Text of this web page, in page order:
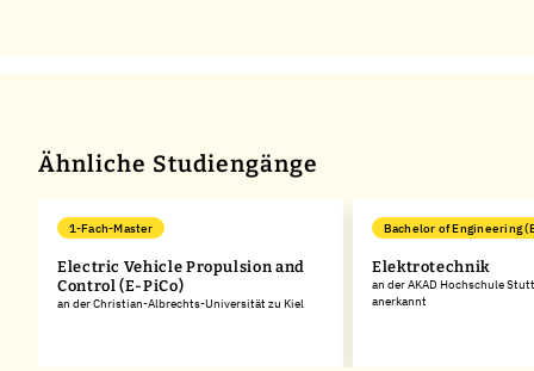
Ähnliche Studiengänge
1-Fach-Master
Electric Vehicle Propulsion and
Control (E-PiCo)
an der Christian-Albrechts-Universität zu Kiel
Bachelor of Engineering
Elektrotechnik
an der AKAD Hochschule
anerkannt